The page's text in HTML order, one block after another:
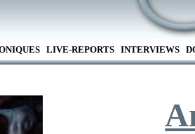
LIVE-REPORTS INTERVIEWS